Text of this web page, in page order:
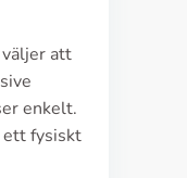
att
enkelt.
ett fysiskt